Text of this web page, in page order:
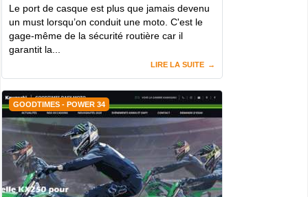
Le port de casque est plus que jamais devenu
un must lorsqu’on conduit une moto. C'est le
gage-même de la sécurité routière car il
garantit la...
LIRE LA SUITE
GOODTIMES - POWER 34